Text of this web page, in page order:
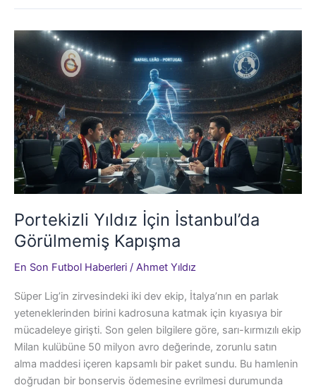
Bekleyen
Kritik
Rol
Oyuncuları
Portekizli Yıldız İçin İstanbul’da
Görülmemiş Kapışma
En Son Futbol Haberleri / Ahmet Yıldız
Süper Lig’in zirvesindeki iki dev ekip, İtalya’nın en parlak
yeteneklerinden birini kadrosuna katmak için kıyasıya bir
mücadeleye girişti. Son gelen bilgilere göre, sarı-kırmızılı ekip
Milan kulübüne 50 milyon avro değerinde, zorunlu satın
alma maddesi içeren kapsamlı bir paket sundu. Bu hamlenin
doğrudan bir bonservis ödemesine evrilmesi durumunda